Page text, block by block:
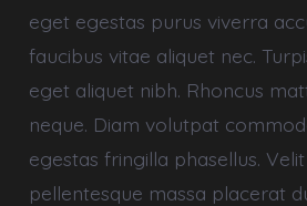
eget egestas purus viverra
faucibus vitae aliquet nec.
eget aliquet nibh. Rhoncus
neque. Diam volutpat
egestas fringilla phasellus.
pellentesque massa placerat